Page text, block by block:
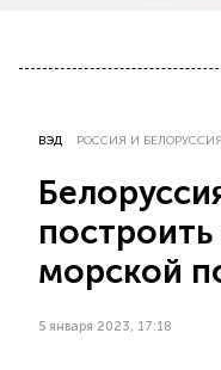
ВЭД РОССИЯ И БЕЛОРУССИЯ
морской
5 января 2023, 17:18